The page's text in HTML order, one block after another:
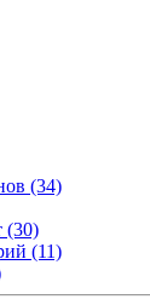
(34)
(30)
(11)